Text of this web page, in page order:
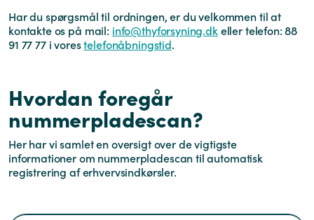
Har du spørgsmål til ordningen, er du velkommen til at
kontakte os på mail: info@thyforsyning.dk eller telefon: 88
91 77 77 i vorestelefonåbningstid.
Hvordan foregår
nummerpladescan?
Her har vi samlet en oversigt over de vigtigste
informationer om nummerpladescan til automatisk
registrering af erhvervsindkørsler.